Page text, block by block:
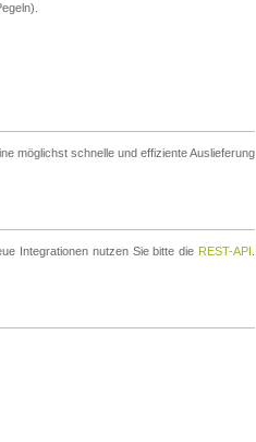
möglichst schnelle und effiziente Auslieferung
Integrationen nutzen Sie bitte die REST-API